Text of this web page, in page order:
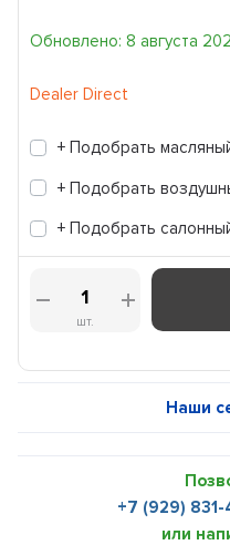
Обновлено: 8 августа
Dealer Direct
+ Подобрать
+ Подобрать
+ Подобрать
шт.
Наши
+7 (929)
или